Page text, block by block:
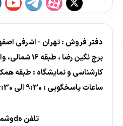
دفتر فروش : تهران - اشرفی
برج نگین رضا ، طبقه 16 شمالی، واحد 1602
کارشناسی و نمایشگاه : طبقه
ساعات پاسخگویی : 9:30 الی 16:30
تلفن هdوشمنــــد :